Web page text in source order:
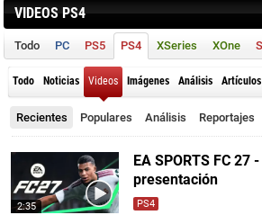
VIDEOS PS4
Todo PC PS5 PS4 XSeries XOne
Todo Noticias Videos Imágenes Análisis Artículos
Recientes Populares Análisis Reportajes
2:35
EA SPORTS FC 27
presentación
PS4